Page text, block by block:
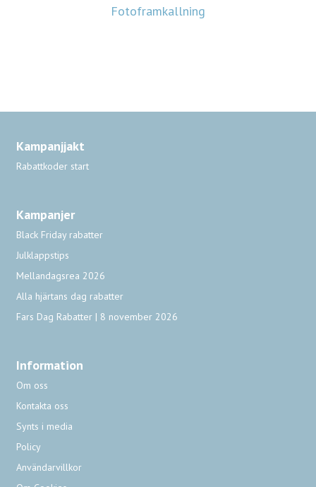
Fotoframkallning
Kampanjjakt
Rabattkoder start
Kampanjer
Black Friday rabatter
Julklappstips
Mellandagsrea 2026
Alla hjärtans dag rabatter
Fars Dag Rabatter | 8 november 2026
Information
Om oss
Kontakta oss
Synts i media
Policy
Användarvillkor